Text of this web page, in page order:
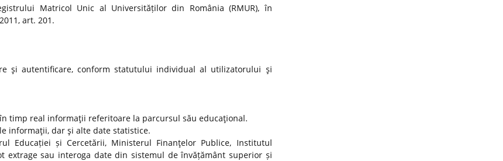
Matricol Unic al Universităților din România (RMUR), în
art. 201.
şi autentificare, conform statutului individual al utilizatorului şi
timp real informaţii referitoare la parcursul său educaţional.
informaţii, dar şi alte date statistice.
Educației și Cercetării, Ministerul Finanţelor Publice, Institutul
extrage sau interoga date din sistemul de învățământ superior și